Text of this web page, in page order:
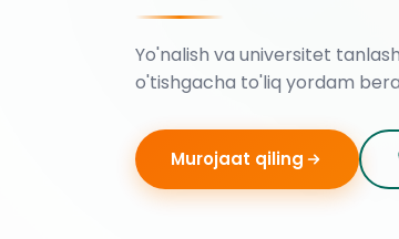
Yo'nalish va universitet
o'tishgacha to'liq yordam
Murojaat qiling